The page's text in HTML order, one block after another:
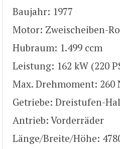
Baujahr: 1977
Motor: Zweischeiben-
Hubraum: 1.499 ccm
Leistung: 162 kW (220
Max. Drehmoment: 260
Getriebe: Dreistufen-
Antrieb: Vorderräder
Länge/Breite/Höhe: